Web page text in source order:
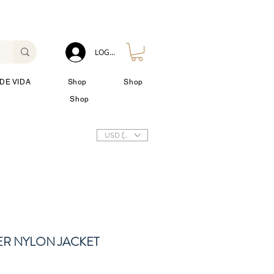
VIDA Shop
Shop
Shop
LOG IN
USD ($)
NYLON JACKET